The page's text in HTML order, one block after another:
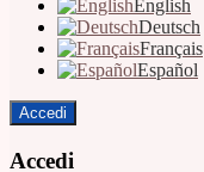
English
Deutsch
Français
Español
Accedi
Accedi